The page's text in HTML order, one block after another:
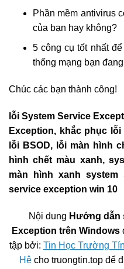
Phần mềm antivirus
của bạn hay không?
5 công cụ tốt nhất
thống mạng bạn
Chúc các bạn thành công!
lỗi System Service
Exception, khắc phục
lỗi BSOD, lỗi màn hình
hình chết màu xanh,
màn hình xanh system
service exception win 10
Nội dung Hướng dẫn
Exception trên Windows
tập bởi: Tin Học Trường Tín
Hệ cho truongtin.top để